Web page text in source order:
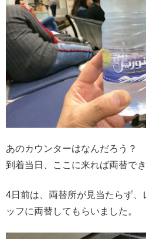
あのカウンターはなんだろう
到着当日、ここに来れば両替で
4日前は、両替所が見当たらず
ッフに両替してもらいました。